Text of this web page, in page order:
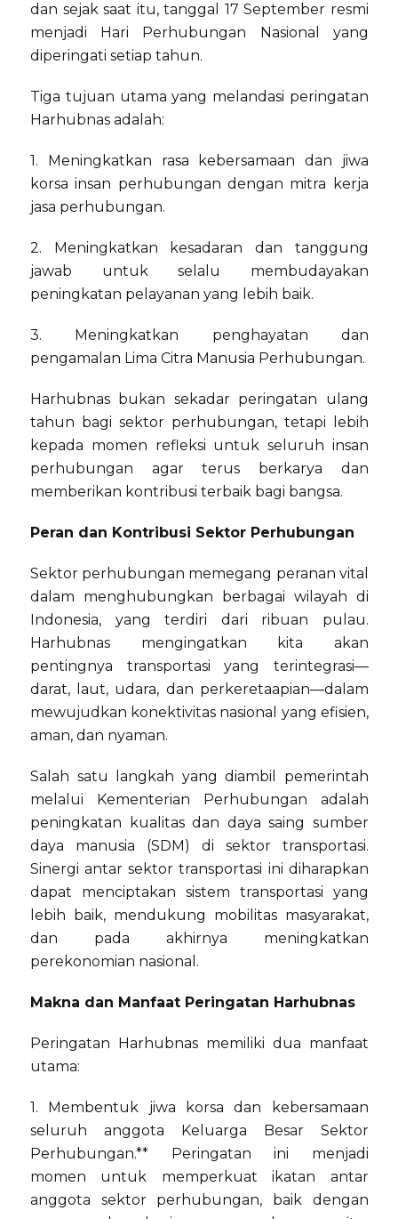
dan sejak saat itu, tanggal 17 September resmi
menjadi Hari Perhubungan Nasional yang
diperingati setiap tahun.
Tiga tujuan utama yang melandasi peringatan
Harhubnas adalah:
1. Meningkatkan rasa kebersamaan dan jiwa
korsa insan perhubungan dengan mitra kerja
jasa perhubungan.
2. Meningkatkan kesadaran dan tanggung
jawab untuk selalu membudayakan
peningkatan pelayanan yang lebih baik.
3. Meningkatkan penghayatan dan
pengamalan Lima Citra Manusia Perhubungan.
Harhubnas bukan sekadar peringatan ulang
tahun bagi sektor perhubungan, tetapi lebih
kepada momen refleksi untuk seluruh insan
perhubungan agar terus berkarya dan
memberikan kontribusi terbaik bagi bangsa.
Peran dan Kontribusi Sektor Perhubungan
Sektor perhubungan memegang peranan vital
dalam menghubungkan berbagai wilayah di
Indonesia, yang terdiri dari ribuan pulau.
Harhubnas mengingatkan kita akan
pentingnya transportasi yang terintegrasi—
darat, laut, udara, dan perkeretaapian—dalam
mewujudkan konektivitas nasional yang efisien,
aman, dan nyaman.
Salah satu langkah yang diambil pemerintah
melalui Kementerian Perhubungan adalah
peningkatan kualitas dan daya saing sumber
daya manusia (SDM) di sektor transportasi.
Sinergi antar sektor transportasi ini diharapkan
dapat menciptakan sistem transportasi yang
lebih baik, mendukung mobilitas masyarakat,
dan pada akhirnya meningkatkan
perekonomian nasional.
Makna dan Manfaat Peringatan Harhubnas
Peringatan Harhubnas memiliki dua manfaat
utama:
1. Membentuk jiwa korsa dan kebersamaan
seluruh anggota Keluarga Besar Sektor
Perhubungan.** Peringatan ini menjadi
momen untuk memperkuat ikatan antar
anggota sektor perhubungan, baik dengan